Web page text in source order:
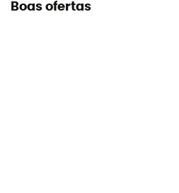
Boas ofertas